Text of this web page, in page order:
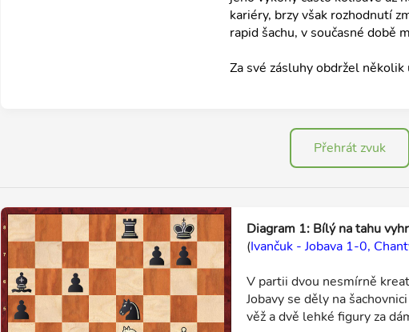
kariéry, brzy však rozhodnutí
rapid šachu, v současné době
Za své zásluhy obdržel
Přehrát zvuk
Diagram 1: Bílý na tahu
(Ivančuk - Jobava 1-0,
V partii dvou nesmírně
Jobavy se děly na
věž a dvě lehké figury za